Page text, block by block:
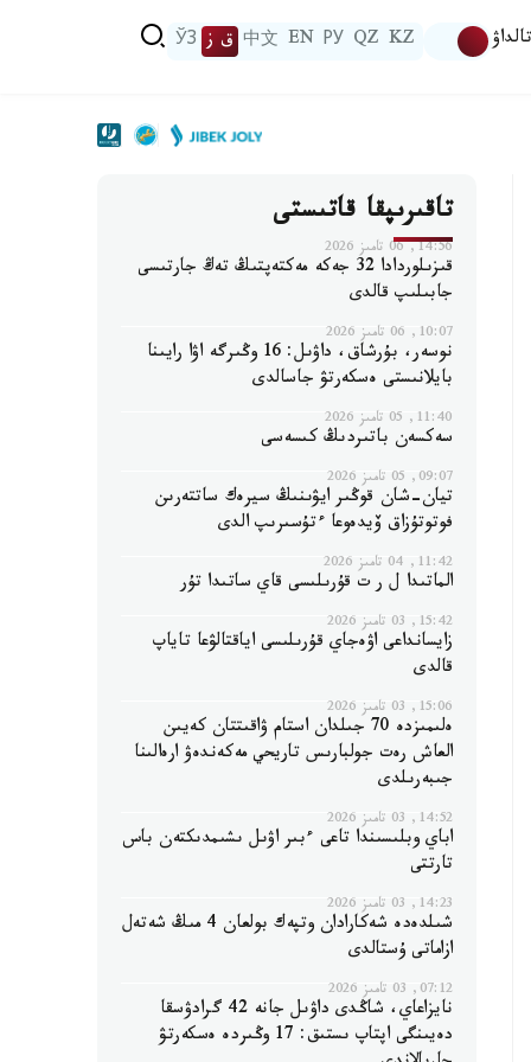
تالداۋ KZ
QZ
РУ
EN
中文 ق ز ЎЗ
تاقىرىپقا قاتىستى
14:56, 06 تامىز 2026
قىزىلوردادا 32 جەكە مەكتەپتىڭ تەڭ جارتىسى
جابىلىپ قالدى
10:07, 06 تامىز 2026
نوسەر، بۇرشاق، داۋىل: 16 وڭىرگە اۋا رايىنا
بايلانىستى ەسكەرتۋ جاسالدى
11:40, 05 تامىز 2026
سەكسەن باتىردىڭ كىسەسى
09:07, 05 تامىز 2026
تيان-شان قوڭىر ايۋىنىڭ سيرەك ساتتەرىن
فوتوتۇزاق ۆيدەوعا ءتۇسىرىپ الدى
11:42, 04 تامىز 2026
الماتىدا ل ر ت قۇرىلىسى قاي ساتىدا تۇر
15:42, 03 تامىز 2026
زايسانداعى اۋەجاي قۇرىلىسى اياقتالۋعا تاياپ
قالدى
15:06, 03 تامىز 2026
ەلىمىزدە 70 جىلدان استام ۋاقىتتان كەيىن
العاش رەت جولبارىس تاريحي مەكەندەۋ ارەالىنا
جىبەرىلدى
14:52, 03 تامىز 2026
اباي وبلىسىندا تاعى ءبىر اۋىل ىشىمدىكتەن باس
تارتتى
14:23, 03 تامىز 2026
شىلدەدە شەكارادان وتپەك بولعان 4 مىڭ شەتەل
ازاماتى ۇستالدى
07:12, 03 تامىز 2026
نايزاعاي، شاڭدى داۋىل جانە 42 گرادۋسقا
دەيىنگى اپتاپ ىستىق: 17 وڭىردە ەسكەرتۋ